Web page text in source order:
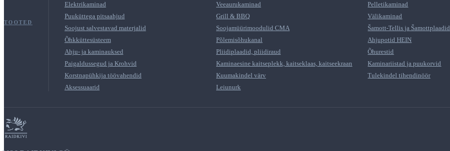
TOOTED
Elektrikaminad
Veeaurukaminad Pelletikaminad
Puuküttega pitsaahjud
Grill & BBQ Välikaminad
Soojust salvestavad materjalid
Soojamüürimoodulid CMA Šamott-Tellis ja Šamottplaadid
Õhkküttesüsteem
Põlemisõhukanal Ahjupotid HEIN
Ahju- ja kaminauksed
Pliidiplaadid, pliidiraud Õhurestid
Paigaldussegud ja Krohvid
Kaminaesine kaitseplekk, kaitseklaas, kaitseekraan Kaminariistad ja puukorvid
Korstnapühkija töövahendid
Kuumakindel värv Tulekindel tihendinöör
Aksessuaarid
Leiunurk